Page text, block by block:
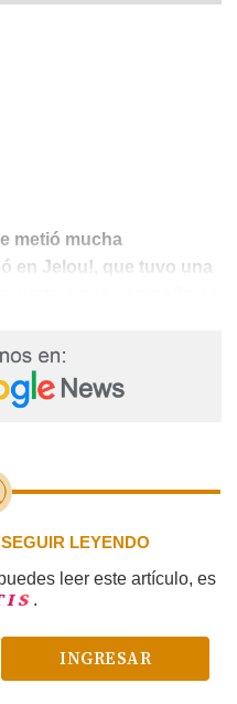
metió mucha
en Jelou!, que tuvo una
¡No! Miranda Priestly
como señal de que
unas sandalias!
LEYENDO
leer este artículo, es
.
INGRESAR